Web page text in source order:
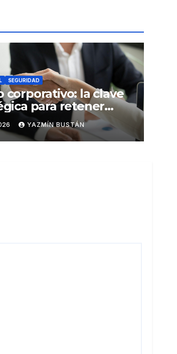
SEGURIDAD
corporativo: la clave
para retener
en Ecuador
YAZMÍN BUSTÁN